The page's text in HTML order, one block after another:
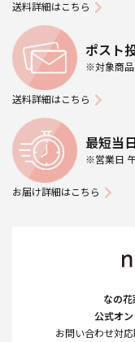
送料詳細はこちら
ポスト
※対象商
送料詳細はこちら
最短当
※営業日
お届け詳細はこちら
なの
公式オン
お問い合わせ対